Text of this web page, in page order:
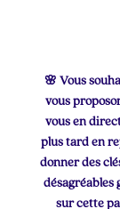
🌸 Vous
vous
vous en
plus tard en
donner des
désagréables
sur cette